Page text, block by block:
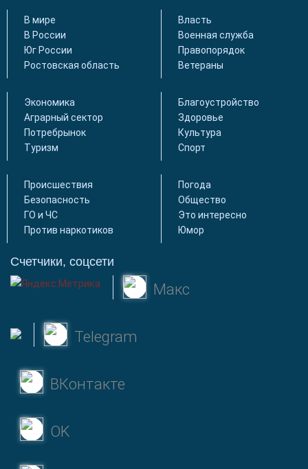
В мире
В России
Юг России
Ростовская область
Власть
Военная служба
Правопорядок
Ветераны
Экономика
Аграрный сектор
Потребрынок
Туризм
Благоустройство
Здоровье
Культура
Спорт
Происшествия
Безопасность
ГО и ЧС
Против наркотиков
Погода
Общество
Это интересно
Юмор
Счетчики, соцсети
Макс
Telegram
ВКонтакте
OK